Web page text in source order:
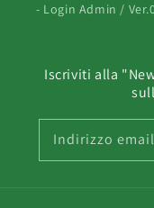
- Login Admin /
Iscriviti alla
Indirizzo email